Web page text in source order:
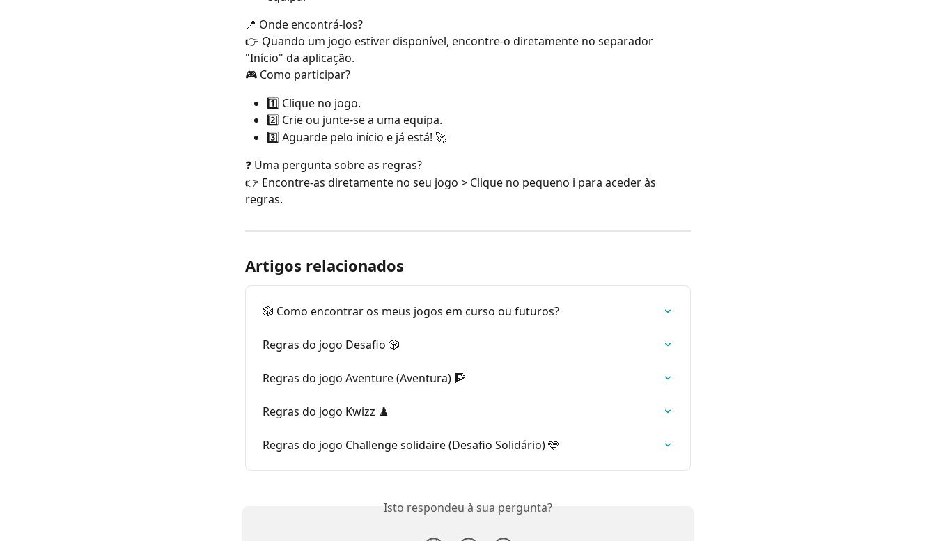
📍 Onde encontrá-los?
👉 Quando um jogo estiver disponível, encontre-o diretamente no separador
"Início" da aplicação.
🎮 Como participar?
1️⃣ Clique no jogo.
2️⃣ Crie ou junte-se a uma equipa.
3️⃣ Aguarde pelo início e já está! 🚀
❓ Uma pergunta sobre as regras?
👉 Encontre-as diretamente no seu jogo > Clique no pequeno ℹ️ para aceder às
regras.
Artigos relacionados
🎲 Como encontrar os meus jogos em curso ou futuros?
Regras do jogo Desafio 🎲
Regras do jogo Aventure (Aventura) 🧗
Regras do jogo Kwizz ♟️
Regras do jogo Challenge solidaire (Desafio Solidário) 🩵
Isto respondeu à sua pergunta?